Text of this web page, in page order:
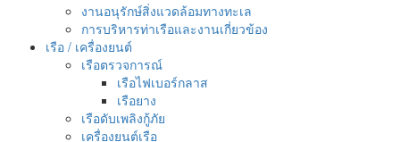
งานอนุรักษ์สิ่งแวดล้อมทางทะเล
การบริหารท่าเรือและงานเกี่ยวข้อง
เรือ / เครื่องยนต์
เรือตรวจการณ์
เรือไฟเบอร์กลาส
เรือยาง
เรือดับเพลิงกู้ภัย
เครื่องยนต์เรือ